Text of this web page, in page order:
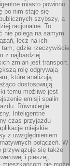
miasto powinno
po nim staje się
szybszy, a
racjonalne. To
nie polega na samym
lecz na ich
gdzie rzeczywiście
z najbardziej
zmian jest transport.
rolę odgrywają
które analizują
dostosowują
temu możliwe jest
emisji spalin
Równolegle
Inteligentne
czas przyjazdu
miejskie
z uwzględnieniem
połączeń. W
przywiązuje się także
i pieszej,
mieszkańcom nie może